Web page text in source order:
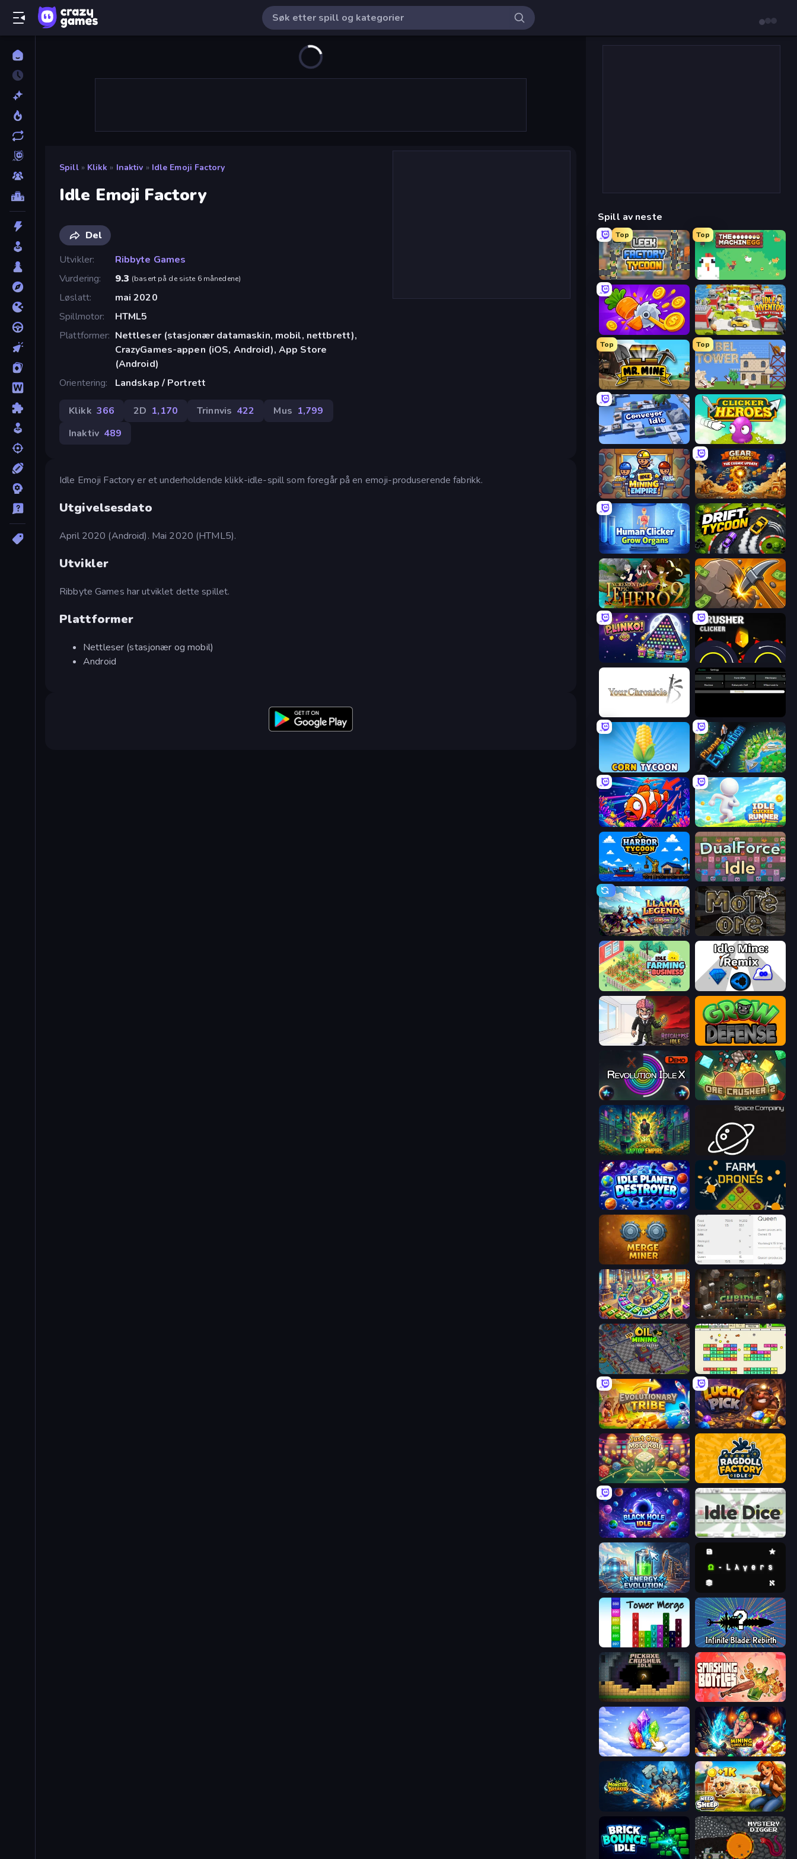
Spill » Klikk » Inaktiv » Idle Emoji Factory
Idle Emoji Factory
Del
Utvikler
Ribbyte Games
Vurdering
9.3 (basert på de siste 6 månedene)
Løslatt
mai 2020
Spillmotor
HTML5
Plattformer Nettleser (stasjonær datamaskin, mobil, nettbrett),
CrazyGames-appen (iOS, Android), App Store
(Android)
Orientering
Landskap / Portrett
Klikk 366 2D 1,170 Trinnvis 422 Mus 1,799
Inaktiv 489
Idle Emoji Factory er et underholdende klikk-idle-spill som foregår på en emoji-produserende fabrikk.
Utgivelsesdato
April 2020 (Android). Mai 2020 (HTML5).
Utvikler
Ribbyte Games har utviklet dette spillet.
Plattformer
Nettleser (stasjonær og mobil)
Android
Spill av neste
Top
Leek Factory Tycoon
Top
The MachinEGG
Farm Ring Idle Idle Inventor
Top
Mr. Mine
Top
Babel Tower
Conveyor Idle Clicker Heroes
Idle Mining Empire Gear Factory
Human Clicker: Grow Organs Drift Tycoon
Incremental Epic Hero 2 Mine Clicker
PLINKO! Crusher Clicker
Corn Tycoon Planet Evolution: Idle Clicker
Fish Catch Idle Idle Clicker Runner
Harbor Tycoon DualForce Idle
Llama Legends More Ore
Idle Farming Business Idle Mine: Remix
Rotcalypse: Idle Incremental Grow Defense
Revolution Idle X OreCrusher 2
Laptop Empire Space Company
Idle Planet Destroyer Farm Drones
Merge Miner Idle Ants
Money Factory: Tycoon Idle Game Cubidle
Oil Mining 3D: Petrol Factory Idle Breakout
Evolutionary Tribe Lucky Pick
Just One More Roll Ragdoll Factory Idle
Black Hole Idle Idle Dice
Energy Evolution Omega Layers
Tower Merge Infinite Blade: Rebirth
Pickaxe Crusher Idle Smashing Bottles
Crystalia Idle Clicker Mining Simulator
Monster Breaker Idle Need for Sheep: Idle Clicker